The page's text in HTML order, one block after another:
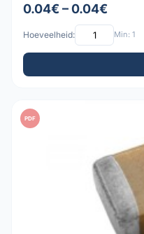
0.04€ – 0.04€
Hoeveelheid: Min: 1
PDF